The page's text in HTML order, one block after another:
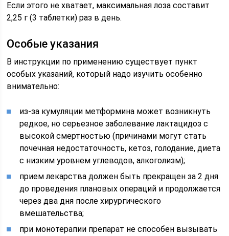
Если этого не хватает, максимальная лоза составит
2,25 г (3 таблетки) раз в день.
Особые указания
В инструкции по применению существует пункт
особых указаний, который надо изучить особенно
внимательно:
из-за кумуляции метформина может возникнуть
редкое, но серьезное заболевание лактацидоз с
высокой смертностью (причинами могут стать
почечная недостаточность, кетоз, голодание, диета
с низким уровнем углеводов, алкоголизм);
прием лекарства должен быть прекращен за 2 дня
до проведения плановых операций и продолжается
через два дня после хирургического
вмешательства;
при монотерапии препарат не способен вызывать